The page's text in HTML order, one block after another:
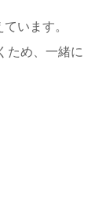
います。
ため、一緒に